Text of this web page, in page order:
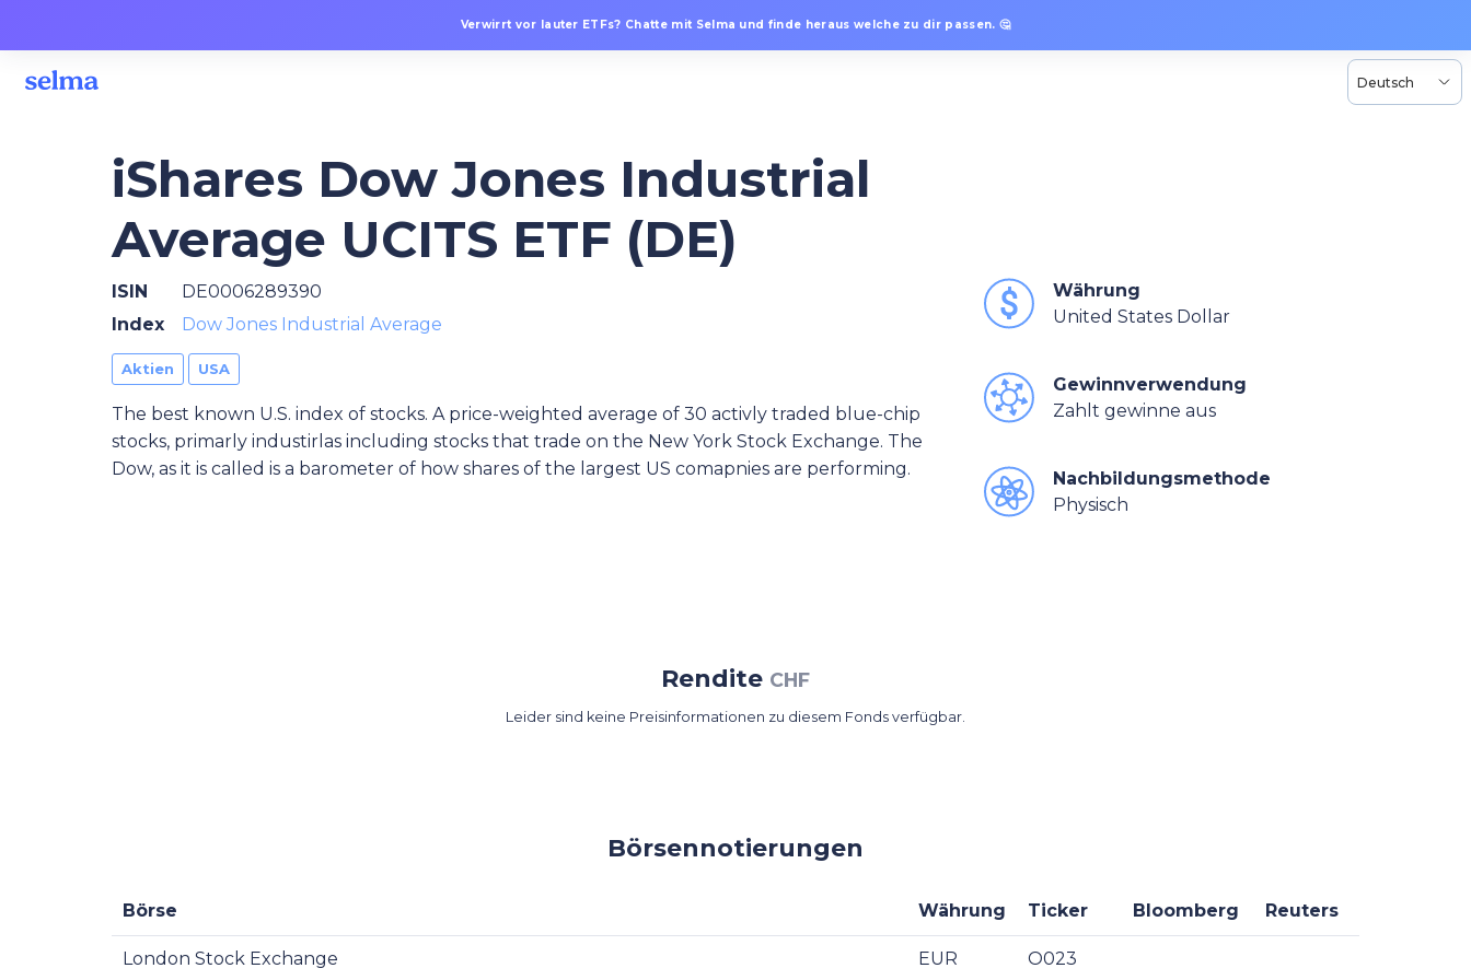
Verwirrt vor lauter ETFs? Chatte mit Selma und finde heraus welche zu dir passen. 🤔
Deutsch
iShares Dow Jones Industrial
Average UCITS ETF (DE)
ISIN
DE0006289390
Index
Dow Jones Industrial Average
Aktien USA
The best known U.S. index of stocks. A price-weighted average of 30 activly traded blue-chip
stocks, primarly industirlas including stocks that trade on the New York Stock Exchange. The
Dow, as it is called is a barometer of how shares of the largest US comapnies are performing.
Währung
United States Dollar
Gewinnverwendung
Zahlt gewinne aus
Nachbildungsmethode
Physisch
Rendite CHF
Leider sind keine Preisinformationen zu diesem Fonds verfügbar.
Börsennotierungen
Börse Währung Ticker Bloomberg Reuters
London Stock Exchange EUR O023